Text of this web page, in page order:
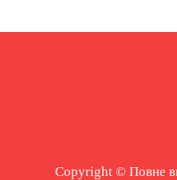
Copyright © Повне